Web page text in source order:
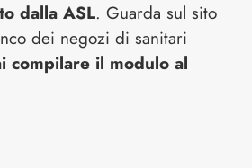
dalla ASL. Guarda sul sito
dei negozi di sanitari
compilare il modulo al